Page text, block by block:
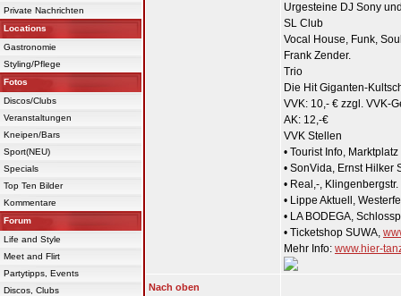
Private Nachrichten
Locations
Gastronomie
Styling/Pflege
Fotos
Discos/Clubs
Veranstaltungen
Kneipen/Bars
Sport(NEU)
Specials
Top Ten Bilder
Kommentare
Forum
Life and Style
Meet and Flirt
Partytipps, Events
Discos, Clubs
Urgesteine DJ Sony
SL Club
Vocal House, Funk,
Frank Zender.
Trio
Die Hit Giganten-
VVK: 10,- € zzgl. VVK-
AK: 12,-€
VVK Stellen
• Tourist Info, Marktplatz
• SonVida, Ernst Hilker
• Real,-,
• Lippe Aktuell,
• LA BODEGA,
• Ticketshop SUWA,
Mehr Info: www.hier-
Nach oben